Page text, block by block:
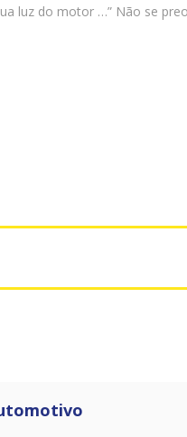
luz do motor …” Não se